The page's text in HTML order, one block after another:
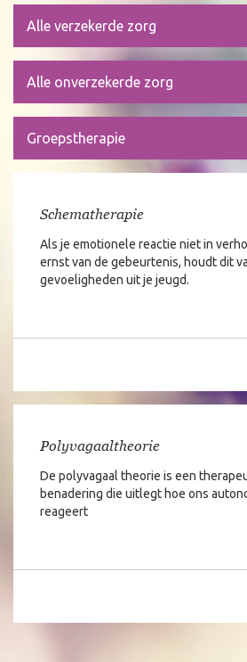
Alle verzekerde zorg
Alle onverzekerde zorg
Groepstherapie
Schematherapie
Als je emotionele reactie niet in
ernst van de gebeurtenis, houdt dit
gevoeligheden uit je jeugd.
Polyvagaaltheorie
De polyvagaal theorie is een
benadering die uitlegt hoe ons
reageert